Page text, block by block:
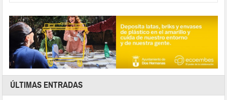
ÚLTIMAS ENTRADAS